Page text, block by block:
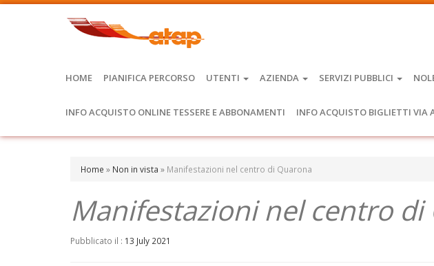
HOME PIANIFICA PERCORSO UTENTI AZIENDA SERVIZI PUBBLICI
INFO ACQUISTO ONLINE TESSERE E ABBONAMENTI INFO ACQUISTO BIGLIETTI VIA
Home » Non in vista » Manifestazioni nel centro di Quarona
Manifestazioni nel centro di
Pubblicato il : 13 July 2021